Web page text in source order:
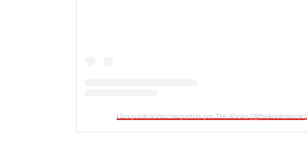
Una publicación compartida por The Kooks (@thekooksmusic)